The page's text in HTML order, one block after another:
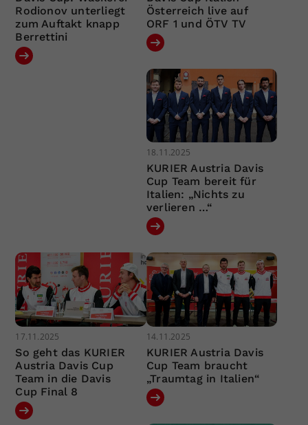
Rodionov unterliegt
zum Auftakt knapp
Berrettini
Österreich live auf
ORF 1 und ÖTV TV
18.11.2025
KURIER Austria Davis
Cup Team bereit für
Italien: „Nichts zu
verlieren …“
17.11.2025
So geht das KURIER
Austria Davis Cup
Team in die Davis
Cup Final 8
14.11.2025
KURIER Austria Davis
Cup Team braucht
„Traumtag in Italien“